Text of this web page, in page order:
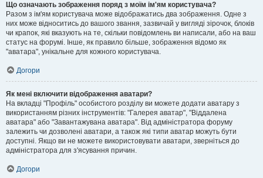
Що означають зображення поряд з моїм ім'ям користувача?
Разом з ім'ям користувача може відображатись два зображення. Одне з
них може відноситись до вашого звання, зазвичай у вигляді зірочок, блоків
чи крапок, які вказують на те, скільки повідомлень ви написали, або на ваш
статус на форумі. Інше, як правило більше, зображення відомо як
"аватара", унікальне для кожного користувача.
Догори
Як мені включити відображення аватари?
На вкладці "Профіль" особистого розділу ви можете додати аватару з
використанням різних інструментів: "Галерея аватар", "Віддалена
аватара" або "Завантажувана аватара". Від адміністратора форуму
залежить чи дозволені аватари, а також які типи аватар можуть бути
доступні. Якщо ви не можете використовувати аватари, зверніться до
адміністратора для з'ясування причин.
Догори